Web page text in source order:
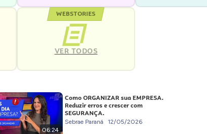
WEBSTORIES
VER TODOS
06:24
Como ORGANIZAR sua EMPRESA.
Reduzir erros e crescer com
SEGURANÇA.
Sebrae Paraná 12/05/2026